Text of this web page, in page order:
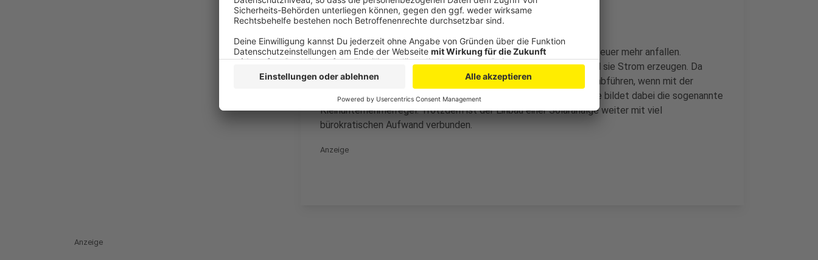
Anzeige
In Zukunft soll auch beim Betrieb der Solaranlage keine Umsatzsteuer mehr anfallen.
Finanzrechtlich sind viele Anlagenbetreiber Kleinunternehmer, weil sie Strom erzeugen. Da
sollen Betreiber ebenfalls keine 19 Prozent Umsatzsteuer mehr abführen, wenn mit der
Anlage eine bestimmte Größe nicht überschritten wird. Die Grenze bildet dabei die sogenannte
Kleinunternehmerregel. Trotzdem ist der Einbau einer Solaranalge weiter mit viel
bürokratischen Aufwand verbunden.
Anzeige
Anzeige